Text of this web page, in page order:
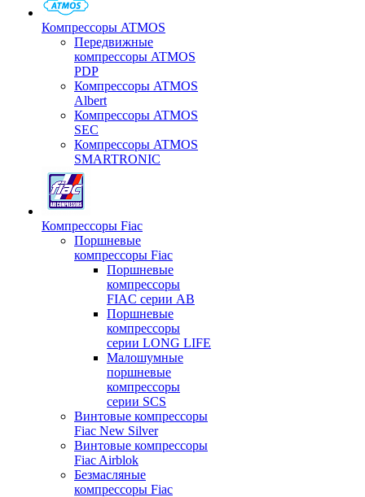
Компрессоры ATMOS
Передвижные
компрессоры ATMOS
PDP
Компрессоры ATMOS
Albert
Компрессоры ATMOS
SEC
Компрессоры ATMOS
SMARTRONIC
Компрессоры Fiac
Поршневые
компрессоры Fiac
Поршневые
компрессоры
FIAC серии AB
Поршневые
компрессоры
серии LONG LIFE
Малошумные
поршневые
компрессоры
серии SCS
Винтовые компрессоры
Fiac New Silver
Винтовые компрессоры
Fiac Airblok
Безмасляные
компрессоры Fiac